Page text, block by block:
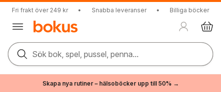
Fri frakt över 249 kr • Snabba leveranser • Billiga böcker
Sök bok, spel, pussel, penna...
Skapa nya rutiner – hälsoböcker upp till 50% →